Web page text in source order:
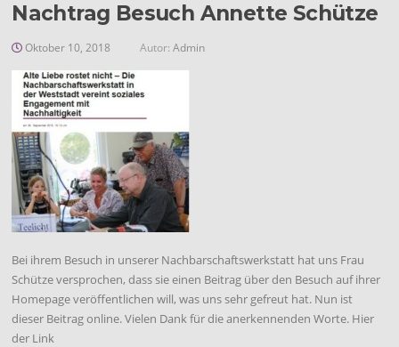
Nachtrag Besuch Annette Schütze
Oktober 10, 2018 Autor:Admin
Bei ihrem Besuch in unserer Nachbarschaftswerkstatt hat uns Frau
Schütze versprochen, dass sie einen Beitrag über den Besuch auf ihrer
Homepage veröffentlichen will, was uns sehr gefreut hat. Nun ist
dieser Beitrag online. Vielen Dank für die anerkennenden Worte. Hier
der Link